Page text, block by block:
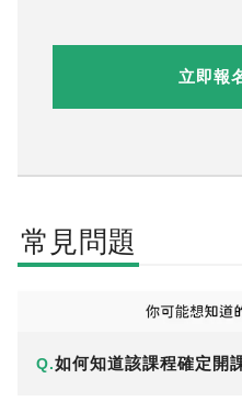
立即報
常見問題
Q.如何知道該課程確定開